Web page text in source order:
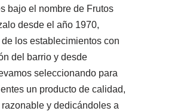
bajo el nombre de Frutos
desde el año 1970,
los establecimientos con
del barrio y desde
seleccionando para
un producto de calidad,
y dedicándoles a